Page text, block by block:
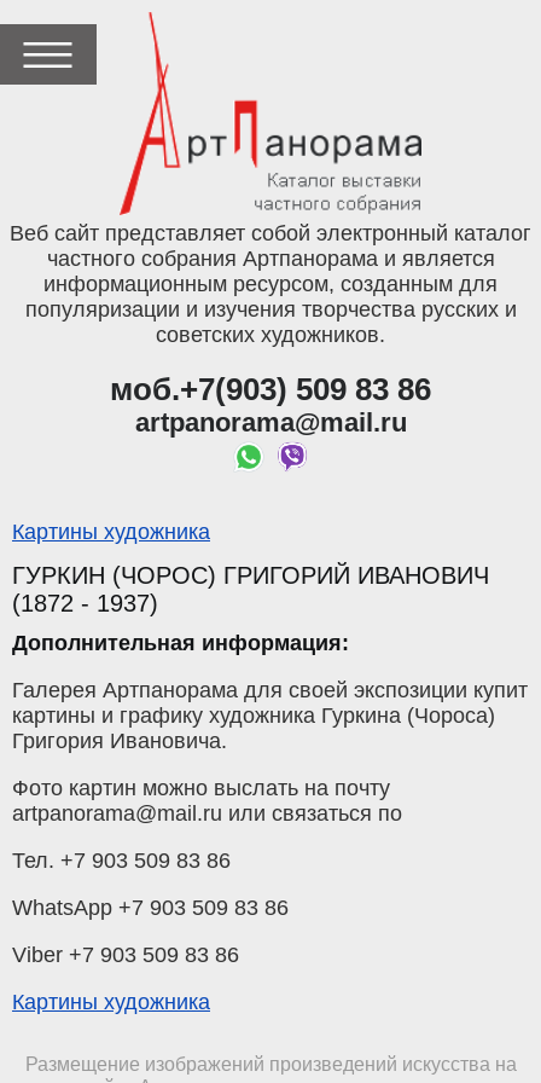
Веб сайт представляет собой электронный каталог
частного собрания Артпанорама и является
информационным ресурсом, созданным для
популяризации и изучения творчества русских и
советских художников.
моб.+7(903) 509 83 86
artpanorama@mail.ru
Картины художника
ГУРКИН (ЧОРОС) ГРИГОРИЙ ИВАНОВИЧ
(1872 - 1937)
Дополнительная информация:
Галерея Артпанорама для своей экспозиции купит
картины и графику художника Гуркина (Чороса)
Григория Ивановича.
Фото картин можно выслать на почту
artpanorama@mail.ru или связаться по
Тел. +7 903 509 83 86
WhatsApp +7 903 509 83 86
Viber +7 903 509 83 86
Картины художника
Размещение изображений произведений искусства на